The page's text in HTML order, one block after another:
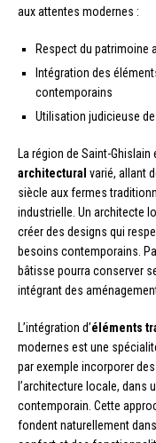
aux attentes modernes :
Respect du patrimoine
Intégration des
contemporains
Utilisation judicieuse
La région de Saint-Ghislain
architectural varié, allant
siècle aux fermes
industrielle. Un architecte
créer des designs qui
besoins contemporains.
bâtisse pourra conserver
intégrant des
L’intégration d’éléments
modernes est une
par exemple incorporer
l’architecture locale, dans
contemporain. Cette
fondent naturellement